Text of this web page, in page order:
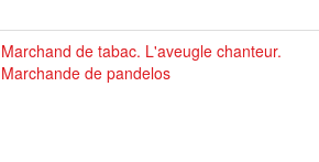
Marchand de tabac. L'aveugle chanteur.
Marchande de pandelos